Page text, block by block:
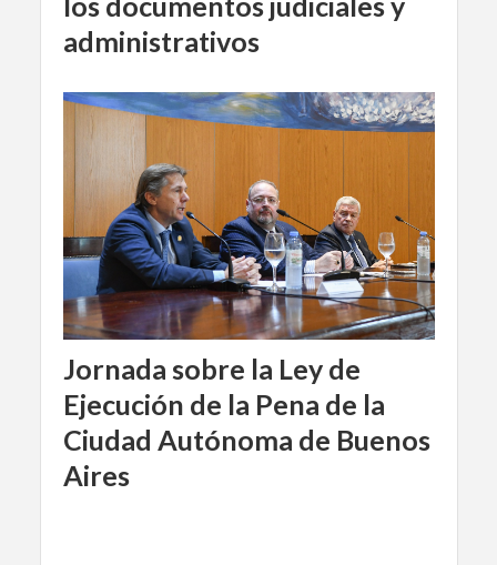
administrativos
Jornada sobre la Ley de
Ejecución de la Pena de la
Ciudad Autónoma de Buenos
Aires